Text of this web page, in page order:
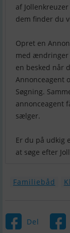
af
dem finder du
Opret en
med ændringer
en besked når
Annonceagent
Søgning.
annonceagent
sælger.
Er du på udkig
at søge efter
Familiebåd
Del